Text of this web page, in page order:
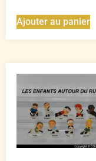
Ajouter au panier